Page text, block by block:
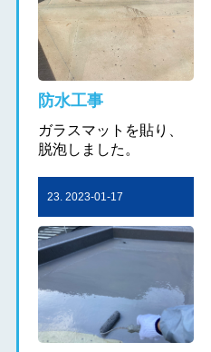
防水工事
ガラスマットを貼り、
脱泡しました。
23. 2023-01-17